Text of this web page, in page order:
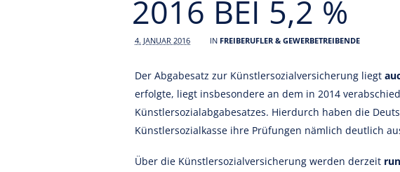
2016 BEI 5,2 %
4. JANUAR 2016 IN FREIBERUFLER & GEWERBETREIBENDE
Der Abgabesatz zur Künstlersozialversicherung liegt
erfolgte, liegt insbesondere an dem in 2014
Künstlersozialabgabesatzes. Hierdurch haben die
Künstlersozialkasse ihre Prüfungen nämlich deutlich
Über die Künstlersozialversicherung werden derzeit